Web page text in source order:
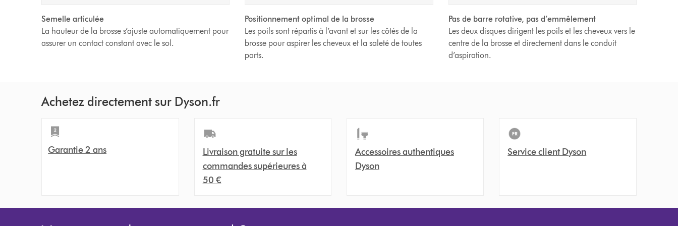
Semelle articulée
La hauteur de la brosse s’ajuste automatiquement pour
assurer un contact constant avec le sol.
Positionnement optimal de la brosse
Les poils sont répartis à l’avant et sur les côtés de la
brosse pour aspirer les cheveux et la saleté de toutes
parts.
Pas de barre rotative, pas d’emmêlement
Les deux disques dirigent les poils et les cheveux vers le
centre de la brosse et directement dans le conduit
d’aspiration.
Achetez directement sur Dyson.fr
Garantie 2 ans
Livraison gratuite sur les
commandes supérieures à
50 €
Accessoires authentiques
Dyson
Service client Dyson